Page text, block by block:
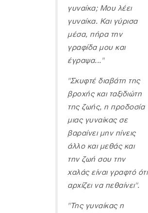
γυναίκα; Μου λέει
γυναίκα. Και γύρισα
μέσα, πήρα την
γραφίδα μου και
έγραψα..."
"Σκυφτέ διαβάτη της
βροχής και ταξιδιώτη
της ζωής, η προδοσία
μιας γυναίκας σε
βαραίνει μην πίνεις
άλλο και μεθάς και
την ζωή σου την
χαλάς είναι γραφτό ότι
αρχίζει να πεθαίνει".
"Της γυναίκας η